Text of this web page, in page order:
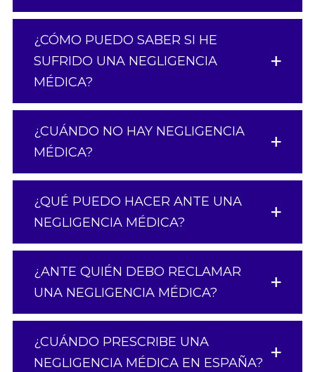
¿CÓMO PUEDO SABER SI HE
SUFRIDO UNA NEGLIGENCIA
MÉDICA?
¿CUÁNDO NO HAY NEGLIGENCIA
MÉDICA?
¿QUÉ PUEDO HACER ANTE UNA
NEGLIGENCIA MÉDICA?
¿ANTE QUIÉN DEBO RECLAMAR
UNA NEGLIGENCIA MÉDICA?
¿CUÁNDO PRESCRIBE UNA
NEGLIGENCIA MÉDICA EN ESPAÑA?